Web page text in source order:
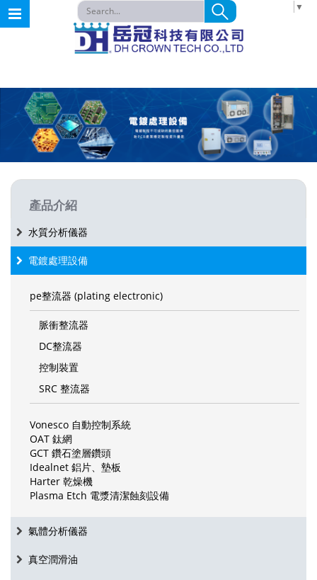
▼
產品介紹
水質分析儀器
電鍍處理設備
pe整流器 (plating electronic)
脈衝整流器
DC整流器
控制裝置
SRC 整流器
Vonesco 自動控制系統
OAT 鈦網
GCT 鑽石塗層鑽頭
Idealnet 鋁片、墊板
Harter 乾燥機
Plasma Etch 電漿清潔蝕刻設備
氣體分析儀器
真空潤滑油